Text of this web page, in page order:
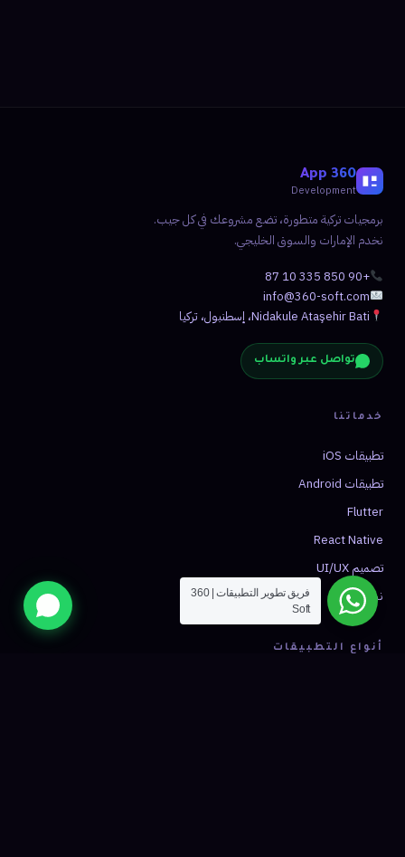
360 App
Development
برمجيات تركية متطورة، تضع مشروعك في كل جيب.
نخدم الإمارات والسوق الخليجي.
+90 850 335 10 87
info@360-soft.com
Nidakule Ataşehir Bati، إسطنبول، تركيا
تواصل عبر واتساب
خدماتنا
تطبيقات iOS
تطبيقات Android
Flutter
React Native
تصميم UI/UX
نشر التطبيق
أنواع التطبيقات
فريق تطوير التطبيقات | 360
Soft